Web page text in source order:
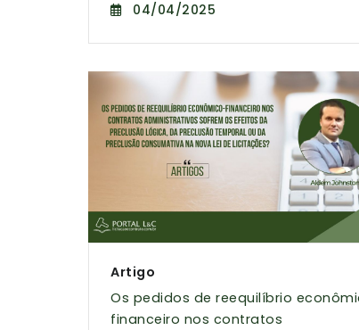
04/04/2025
Artigo
Os pedidos de reequilíbrio
financeiro nos contratos